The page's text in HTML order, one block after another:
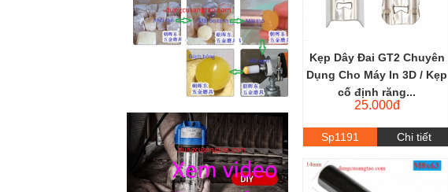
Kẹp Dây Đai GT2 Chuyên
Dụng Cho Máy In 3D / Kẹp
cố định răng...
25.000đ
Sp1191 Chi tiết